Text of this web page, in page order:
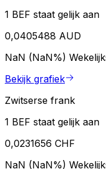
1 BEF staat gelijk aan
0,0405488 AUD
NaN (NaN%)
Bekijk grafiek
Zwitserse frank
1 BEF staat gelijk aan
0,0231656 CHF
NaN (NaN%)